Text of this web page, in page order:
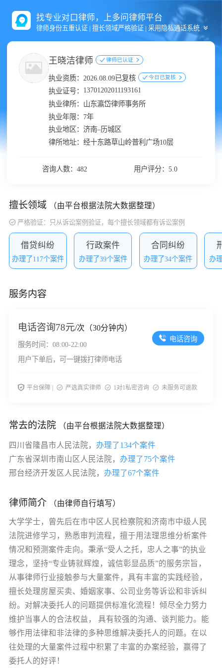
找专业对口律师，上多问律师平台
律师身份五重认证 | 擅长领域严格验证 | 采用隐私通话系统
王晓洁律师 律师已认证
执业资质： 2026.08.09已复核 今日已复核
执业证号： 13701202011193161
执业律所： 山东瀛岱律师事务所
执业年限： 7年
执业地区： 济南–历城区
律所地址： 经十东路草山岭普利广场10层
咨询人数：482 用户评分：5.0
擅长领域 （由平台根据法院大数据整理）
严格验证：只从诉讼案例验证，每个擅长领域都有诉讼案例
借贷纠纷
办理了117个案件
行政案件
办理了39个案件
合同纠纷
办理了34个案件 办
服务内容
电话咨询78元/次（30分钟内）
服务时间：08:00-22:00
用户下单后，可一键拨打律师电话
平台保障 | 严选真实律师 1对1私密咨询 未服务可退款
电话咨询
常去的法院 （由平台根据法院大数据整理）
四川省隆昌市人民法院， 办理了134个案件
广东省深圳市南山区人民法院， 办理了75个案件
邢台经济开发区人民法院， 办理了67个案件
律师简介 （由律师自行填写）
大学学士，曾先后在市中区人民检察院和济南市中级人民
法院进修学习，熟悉审判流程，擅于用法理思维分析案件
情况和预测案件走向。秉承“受人之托，忠人之事”的执业
理念，坚持“专业铸就辉煌，诚信彰显品质”的服务宗旨，
从事律师行业接触参与大量案件，具有丰富的实践经验，
擅长处理房屋买卖、婚姻家事、公司业务等诉讼和非诉纠
纷。对解决委托人的问题提供标准化流程！倾尽全力努力
维护当事人的合法权益， 具有较强的沟通、谈判能力。能
够作用法律和非法律的多种思维解决委托人的问题。在以
往处理的大量案件过程中积累了丰富的办案经验，赢得了
委托人的好评！